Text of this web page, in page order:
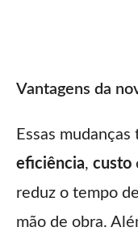
Vantagens da
Essas
eficiência, custo
reduz o tempo
mão de obra.